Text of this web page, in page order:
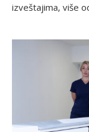
izveštajima, više